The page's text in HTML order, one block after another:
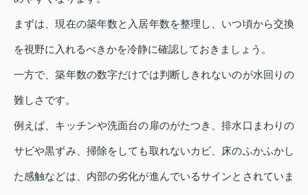
まずは、現在の築年数と入居年数を整理し、いつ頃から交換
を視野に入れるべきかを冷静に確認しておきましょう。
一方で、築年数の数字だけでは判断しきれないのが水回りの
難しさです。
例えば、キッチンや洗面台の扉のがたつき、排水口まわりの
サビや黒ずみ、掃除をしても取れないカビ、床のふかふかし
た感触などは、内部の劣化が進んでいるサインとされていま